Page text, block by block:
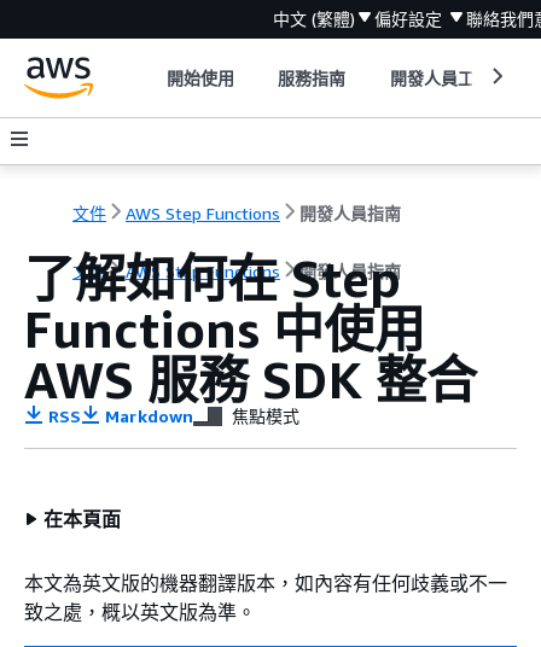
中文 (繁體) 偏好設定 聯絡我們
開始使用 服務指南 開發人員工具
文件 AWS Step Functions 開發人員指南
文件 AWS Step Functions 開發人員指南
了解如何在 Step
Functions 中使用
AWS 服務 SDK 整合
RSS Markdown 焦點模式
在本頁面
本文為英文版的機器翻譯版本，如內容有任何歧義或不一
致之處，概以英文版為準。